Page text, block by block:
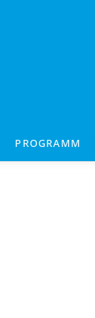
PROGRAMM